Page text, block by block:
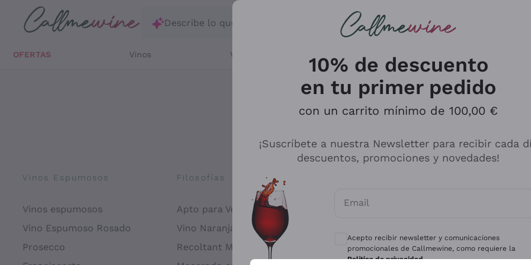
Saltar al contenido principal
Describe lo que estás buscando
OFERTAS Vinos Vinos Blancos
Vinos Espumosos
Vinos espumosos
Vino Espumoso Rosado
Prosecco
Filosofías
Apto para Veganos
Vino Naranja
Recoltant Manipulant
Antinori
Ca' del Bosco
Gavi
10% de descuento
en tu primer pedido
con un carrito mínimo de 100,00 €
¡Suscríbete a nuestra Newsletter para recibir cada
descuentos, promociones y novedades!
Email
Consentimientos opcionales para recibir
Acepto recibir newsletter y comunicaciones
promocionales de Callmewine, como requiere la
Política de privacidad